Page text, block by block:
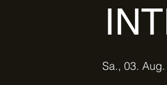
Sa., 03. Aug.